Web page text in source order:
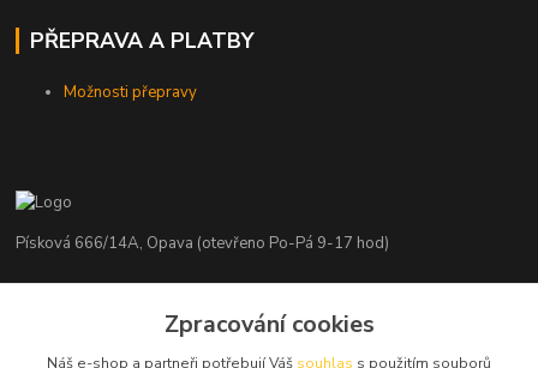
PŘEPRAVA A PLATBY
Možnosti přepravy
Písková 666/14A, Opava (otevřeno Po-Pá 9-17 hod)
+420 776 839 986Zpracování cookies
Náš e-shop a partneři potřebují Váš souhlas s použitím souborů